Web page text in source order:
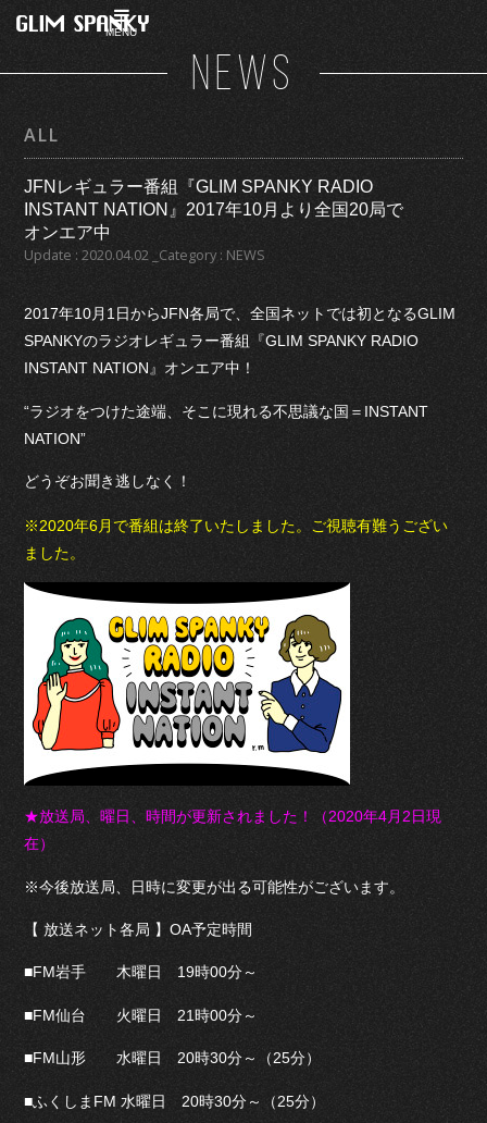
MENU
NEWS
ALL
JFNレギュラー番組『GLIM SPANKY RADIO
INSTANT NATION』2017年10月より全国20局で
オンエア中
Update : 2020.04.02 _Category : NEWS
2017年10月1日からJFN各局で、全国ネットでは初となるGLIM
SPANKYのラジオレギュラー番組『GLIM SPANKY RADIO
INSTANT NATION』オンエア中！
“ラジオをつけた途端、そこに現れる不思議な国＝INSTANT
NATION”
どうぞお聞き逃しなく！
※2020年6月で番組は終了いたしました。ご視聴有難うござい
ました。
★放送局、曜日、時間が更新されました！（2020年4月2日現
在）
※今後放送局、日時に変更が出る可能性がございます。
【 放送ネット各局 】OA予定時間
■FM岩手 木曜日 19時00分～
■FM仙台 火曜日 21時00分～
■FM山形 水曜日 20時30分～（25分）
■ふくしまFM 水曜日 20時30分～（25分）